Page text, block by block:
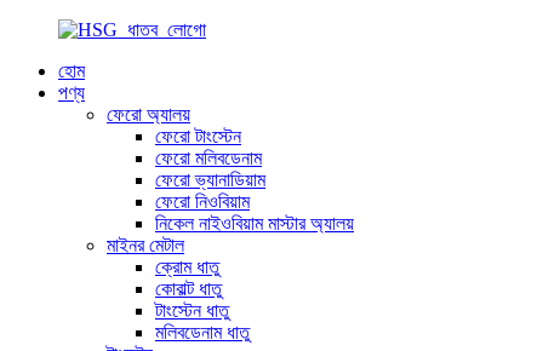
হোম
পণ্য
ফেরো অ্যালয়
ফেরো টাংস্টেন
ফেরো মলিবডেনাম
ফেরো ভ্যানাডিয়াম
ফেরো নিওবিয়াম
নিকেল নাইওবিয়াম মাস্টার অ্যালয়
মাইনর মেটাল
ক্রোম ধাতু
কোবাল্ট ধাতু
টাংস্টেন ধাতু
মলিবডেনাম ধাতু